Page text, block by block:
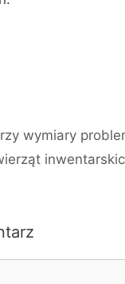
wymiary